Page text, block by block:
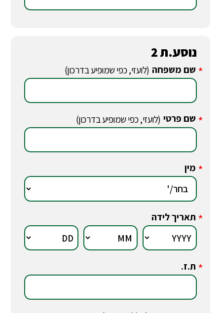
נוסע.ת 2
* שם משפחה (לועזי, כפי שמופיע בדרכון)
* שם פרטי (לועזי, כפי שמופיע בדרכון)
* מין
* תאריך לידה
* ת.ז.